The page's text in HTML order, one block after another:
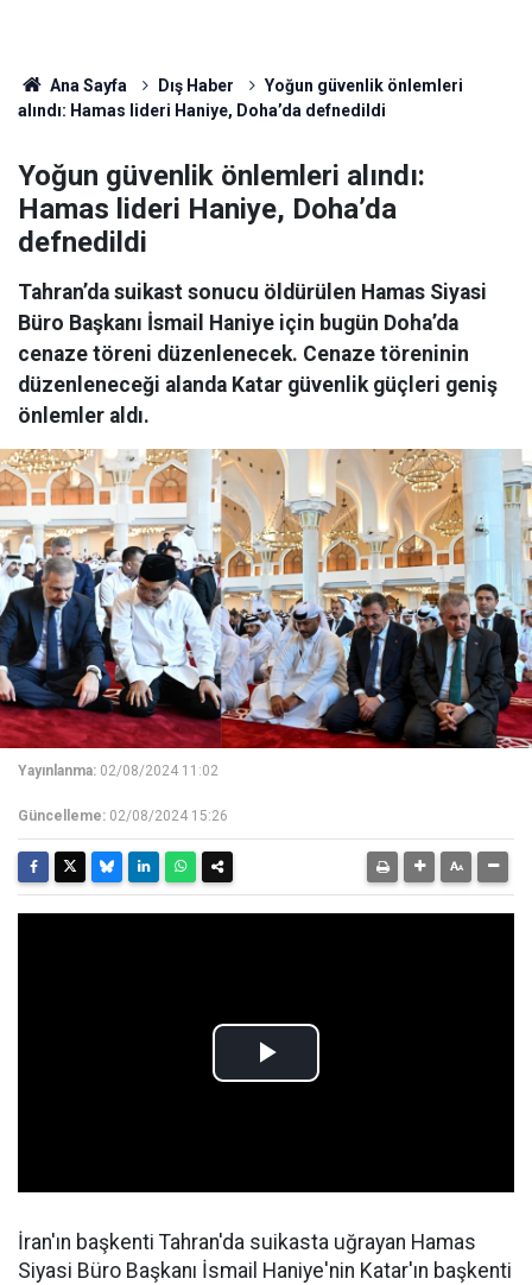
Ana Sayfa Dış Haber
Yoğun güvenlik önlemleri
alındı: Hamas lideri Haniye, Doha’da defnedildi
Yoğun güvenlik önlemleri alındı:
Hamas lideri Haniye, Doha’da
defnedildi
Tahran’da suikast sonucu öldürülen Hamas Siyasi
Büro Başkanı İsmail Haniye için bugün Doha’da
cenaze töreni düzenlenecek. Cenaze töreninin
düzenleneceği alanda Katar güvenlik güçleri geniş
önlemler aldı.
Yayınlanma: 02/08/2024 11:02
Güncelleme: 02/08/2024 15:26
İran'ın başkenti Tahran'da suikasta uğrayan Hamas
Siyasi Büro Başkanı İsmail Haniye'nin Katar'ın başkenti